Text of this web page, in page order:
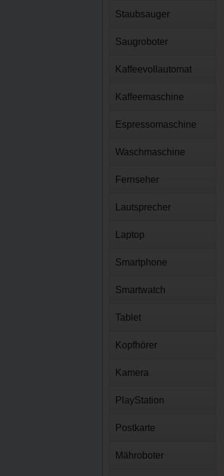
Staubsauger
Saugroboter
Kaffeevollautomat
Kaffeemaschine
Espressomaschine
Waschmaschine
Fernseher
Lautsprecher
Laptop
Smartphone
Smartwatch
Tablet
Kopfhörer
Kamera
PlayStation
Postkarte
Mähroboter